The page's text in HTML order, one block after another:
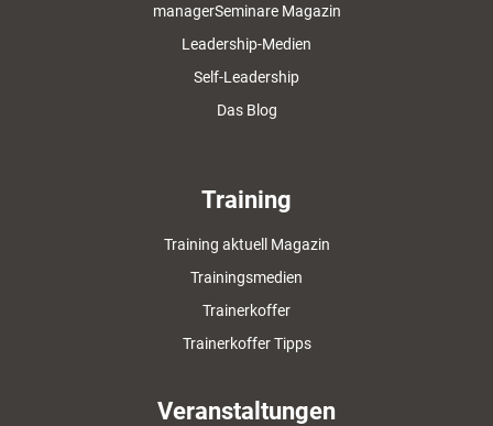
managerSeminare Magazin
Leadership-Medien
Self-Leadership
Das Blog
Training
Training aktuell Magazin
Trainingsmedien
Trainerkoffer
Trainerkoffer Tipps
Veranstaltungen